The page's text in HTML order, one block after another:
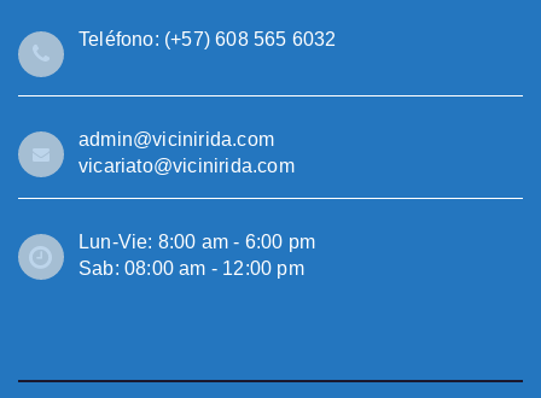
Teléfono: (+57) 608 565 6032
admin@vicinirida.com
vicariato@vicinirida.com
Lun-Vie: 8:00 am - 6:00 pm
Sab: 08:00 am - 12:00 pm